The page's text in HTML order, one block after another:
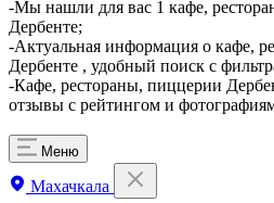
-Мы нашли для вас 1 кафе,
Дербенте;
-Актуальная информация о кафе,
Дербенте , удобный поиск с
-Кафе, рестораны, пиццерии
отзывы с рейтингом и
Меню
Махачкала